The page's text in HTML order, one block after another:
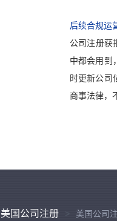
后续合规运
公司注册获
中都会用到
时更新公司
商事法律，
美国公司注册
美国公司